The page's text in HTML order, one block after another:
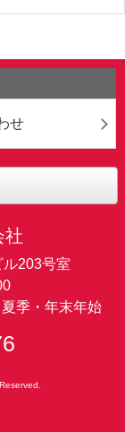
せ
社
203号室
季・年末年始